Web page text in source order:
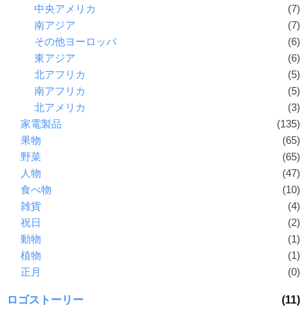
中央アメリカ
(7)
南アジア
(7)
その他ヨーロッパ
(6)
東アジア
(6)
北アフリカ
(5)
南アフリカ
(5)
北アメリカ
(3)
家電製品
(135)
果物
(65)
野菜
(65)
人物
(47)
食べ物
(10)
雑貨
(4)
祝日
(2)
動物
(1)
植物
(1)
正月
(0)
ロゴストーリー (11)